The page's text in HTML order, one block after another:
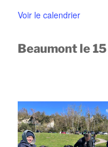
n
n
n
Voir le calendrier
Beaumont le